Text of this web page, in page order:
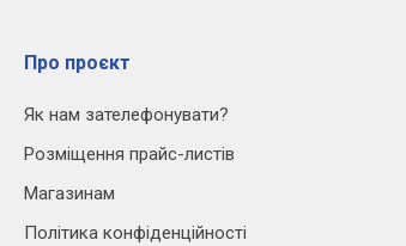
Про проєкт
Як нам зателефонувати?
Розміщення прайс-листів
Магазинам
Політика конфіденційності